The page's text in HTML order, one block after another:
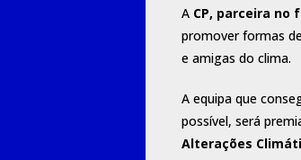
A CP, parceira
promover formas
e amigas do clima.
A equipa que
possível, será
Alterações